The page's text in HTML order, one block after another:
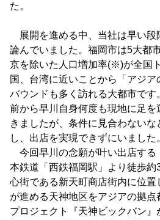
た。
展開を進める中、当社は早い段
論んでいました。福岡市は5大都
京を除いた人口増加率(※)が全国
国、台湾に近いことから「アジ
バウンドも多く訪れる大都市です
前から早川自身何度も現地に足を
きましたが、条件に見合わない
し、出店を実現できずにいました
今回早川の念願が叶い出店する
本鉄道「西鉄福岡駅」より徒歩約
心街である新天町商店街内に位
が進める天神地区をアジアの拠
プロジェクト『天神ビックバン